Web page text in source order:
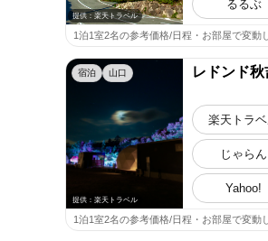
提供：楽天トラベル
るるぶ
1泊1室2名の参考価格/日程・お部屋で変動
宿泊 山口
提供：楽天トラベル
レドンド秋
楽天トラ
じゃらん
Yahoo!
1泊1室2名の参考価格/日程・お部屋で変動